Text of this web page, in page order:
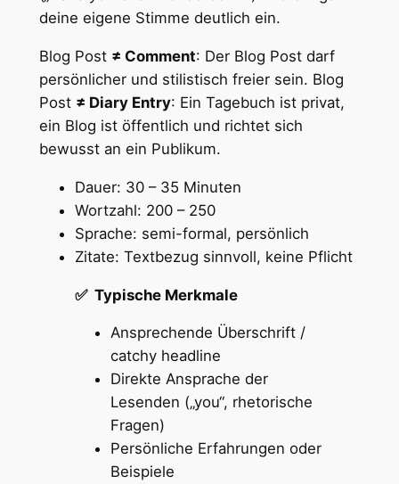
deine eigene Stimme deutlich ein.
Blog Post ≠ Comment: Der Blog Post darf
persönlicher und stilistisch freier sein. Blog
Post ≠ Diary Entry: Ein Tagebuch ist privat,
ein Blog ist öffentlich und richtet sich
bewusst an ein Publikum.
Dauer: 30 – 35 Minuten
Wortzahl: 200 – 250
Sprache: semi-formal, persönlich
Zitate: Textbezug sinnvoll, keine Pflicht
✅ Typische Merkmale
Ansprechende Überschrift /
catchy headline
Direkte Ansprache der
Lesenden („you“, rhetorische
Fragen)
Persönliche Erfahrungen oder
Beispiele